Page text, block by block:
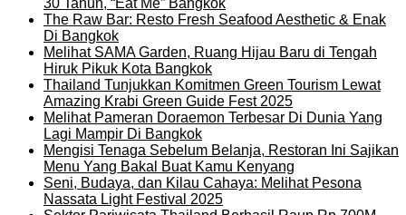
30 Tahun, “Eat Me” Bangkok
The Raw Bar: Resto Fresh Seafood Aesthetic & Enak
Di Bangkok
Melihat SAMA Garden, Ruang Hijau Baru di Tengah
Hiruk Pikuk Kota Bangkok
Thailand Tunjukkan Komitmen Green Tourism Lewat
Amazing Krabi Green Guide Fest 2025
Melihat Pameran Doraemon Terbesar Di Dunia Yang
Lagi Mampir Di Bangkok
Mengisi Tenaga Sebelum Belanja, Restoran Ini Sajikan
Menu Yang Bakal Buat Kamu Kenyang
Seni, Budaya, dan Kilau Cahaya: Melihat Pesona
Nassata Light Festival 2025